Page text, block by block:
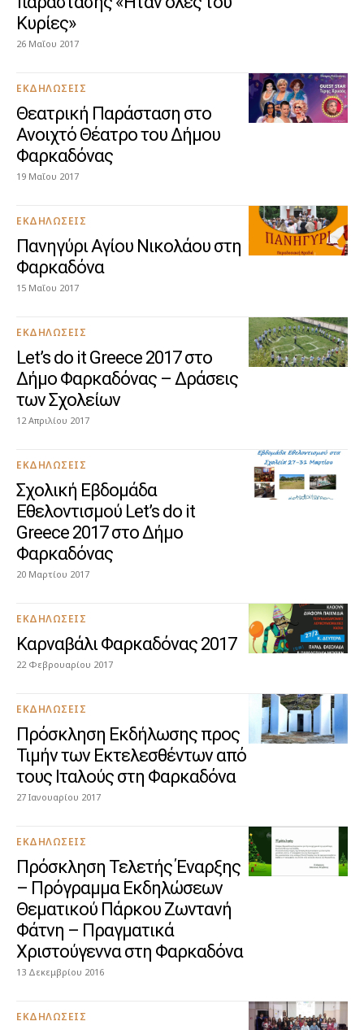
Κυρίες»
26 Μαΐου 2017
ΕΚΔΗΛΏΣΕΙΣ
Θεατρική Παράσταση στο
Ανοιχτό Θέατρο του Δήμου
Φαρκαδόνας
19 Μαΐου 2017
ΕΚΔΗΛΏΣΕΙΣ
Πανηγύρι Αγίου Νικολάου στη
Φαρκαδόνα
15 Μαΐου 2017
ΕΚΔΗΛΏΣΕΙΣ
Let’s do it Greece 2017 στο
Δήμο Φαρκαδόνας – Δράσεις
των Σχολείων
12 Απριλίου 2017
ΕΚΔΗΛΏΣΕΙΣ
Σχολική Εβδομάδα
Εθελοντισμού Let’s do it
Greece 2017 στο Δήμο
Φαρκαδόνας
20 Μαρτίου 2017
ΕΚΔΗΛΏΣΕΙΣ
Καρναβάλι Φαρκαδόνας 2017
22 Φεβρουαρίου 2017
ΕΚΔΗΛΏΣΕΙΣ
Πρόσκληση Εκδήλωσης προς
Τιμήν των Εκτελεσθέντων από
τους Ιταλούς στη Φαρκαδόνα
27 Ιανουαρίου 2017
ΕΚΔΗΛΏΣΕΙΣ
Πρόσκληση Τελετής Έναρξης
– Πρόγραμμα Εκδηλώσεων
Θεματικού Πάρκου Ζωντανή
Φάτνη – Πραγματικά
Χριστούγεννα στη Φαρκαδόνα
13 Δεκεμβρίου 2016
ΕΚΔΗΛΏΣΕΙΣ